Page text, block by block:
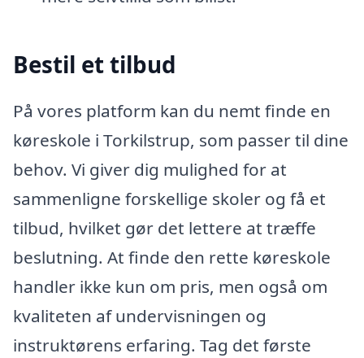
Bestil et tilbud
På vores platform kan du nemt finde en
køreskole i Torkilstrup, som passer til dine
behov. Vi giver dig mulighed for at
sammenligne forskellige skoler og få et
tilbud, hvilket gør det lettere at træffe
beslutning. At finde den rette køreskole
handler ikke kun om pris, men også om
kvaliteten af undervisningen og
instruktørens erfaring. Tag det første